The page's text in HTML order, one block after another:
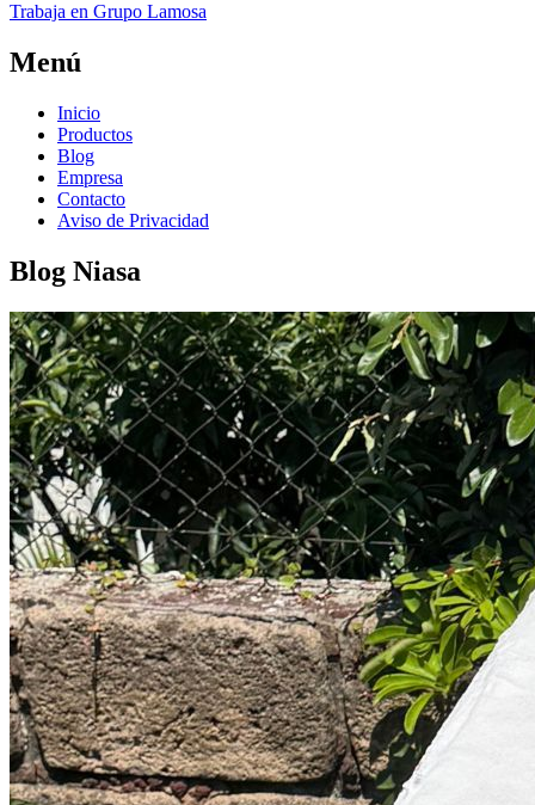
Trabaja en Grupo Lamosa
Menú
Inicio
Productos
Blog
Empresa
Contacto
Aviso de Privacidad
Blog Niasa